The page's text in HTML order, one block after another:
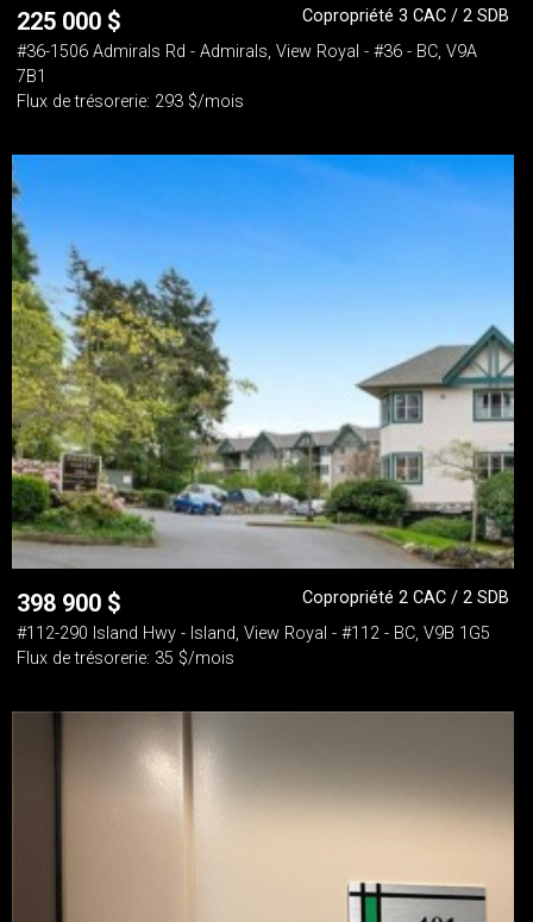
225 000 $
Copropriété 3 CAC / 2 SDB
#36-1506 Admirals Rd - Admirals, View Royal - #36 - BC, V9A
7B1
Flux de trésorerie: 293 $/mois
398 900 $
Copropriété 2 CAC / 2 SDB
#112-290 Island Hwy - Island, View Royal - #112 - BC, V9B 1G5
Flux de trésorerie: 35 $/mois